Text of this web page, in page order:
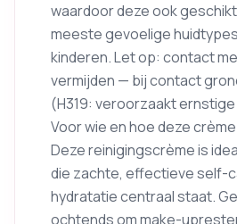
waardoor deze ook
meeste gevoelige
kinderen. Let op: contact
vermijden — bij contact
(H319: veroorzaakt
Voor wie en hoe deze
Deze reinigingscrème is
die zachte, effectieve self-
hydratatie centraal staat.
ochtends om make-